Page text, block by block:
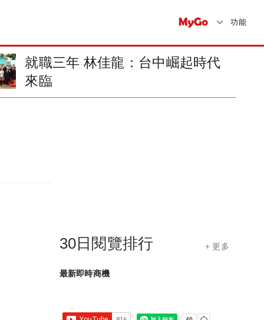
功能
安全家居 南市府受贈1500
30日閱覽排行 + 更多
最新即時商機